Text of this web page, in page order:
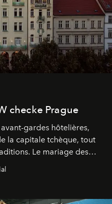
checke Prague
gardes hôtelières,
la capitale tchèque, tout
Le mariage des